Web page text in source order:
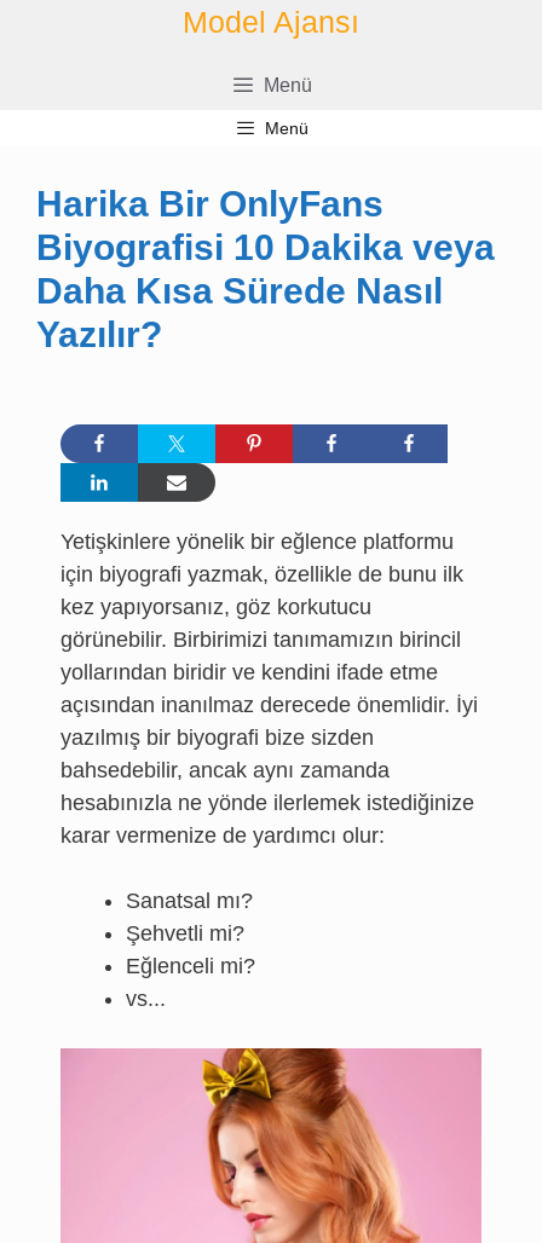
Model Ajansı
Menü
Menü
Harika Bir OnlyFans
Biyografisi 10 Dakika veya
Daha Kısa Sürede Nasıl
Yazılır?
Yetişkinlere yönelik bir eğlence platformu
için biyografi yazmak, özellikle de bunu ilk
kez yapıyorsanız, göz korkutucu
görünebilir. Birbirimizi tanımamızın birincil
yollarından biridir ve kendini ifade etme
açısından inanılmaz derecede önemlidir. İyi
yazılmış bir biyografi bize sizden
bahsedebilir, ancak aynı zamanda
hesabınızla ne yönde ilerlemek istediğinize
karar vermenize de yardımcı olur:
Sanatsal mı?
Şehvetli mi?
Eğlenceli mi?
vs...